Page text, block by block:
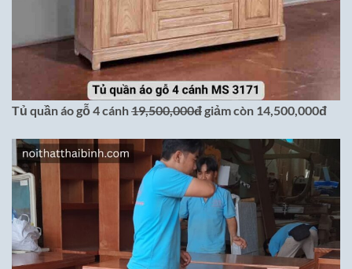
Tủ quần áo gỗ 4 cánh19,500,000đgiảm còn 14,500,000đ